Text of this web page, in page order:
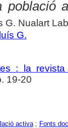
població
G. Nualart
G.
: la revista
19-20
activa; Fonts